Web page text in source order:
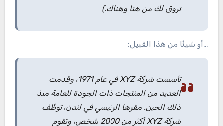
تروق لك من هنا وهناك.)
…أو شيئًا من هذا القبيل:
تأسست شركة XYZ في عام 1971، وقدمت
العديد من المنتجات ذات الجودة للعامة منذ
ذلك الحين. مقرها الرئيسي في لندن، توظّف
شركة XYZ أكثر من 2000 شخص، وتقوم